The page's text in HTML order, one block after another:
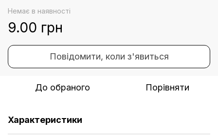
Немає в наявності
9.00 грн
Повідомити, коли з'явиться
До обраного Порівняти
Характеристики